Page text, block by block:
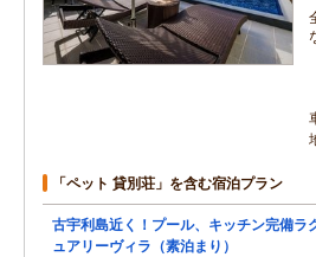
「ペット 貸別荘」を含む宿泊プラン
古宇利島近く！プール、キッチン完備ラ
ュアリーヴィラ（素泊まり）